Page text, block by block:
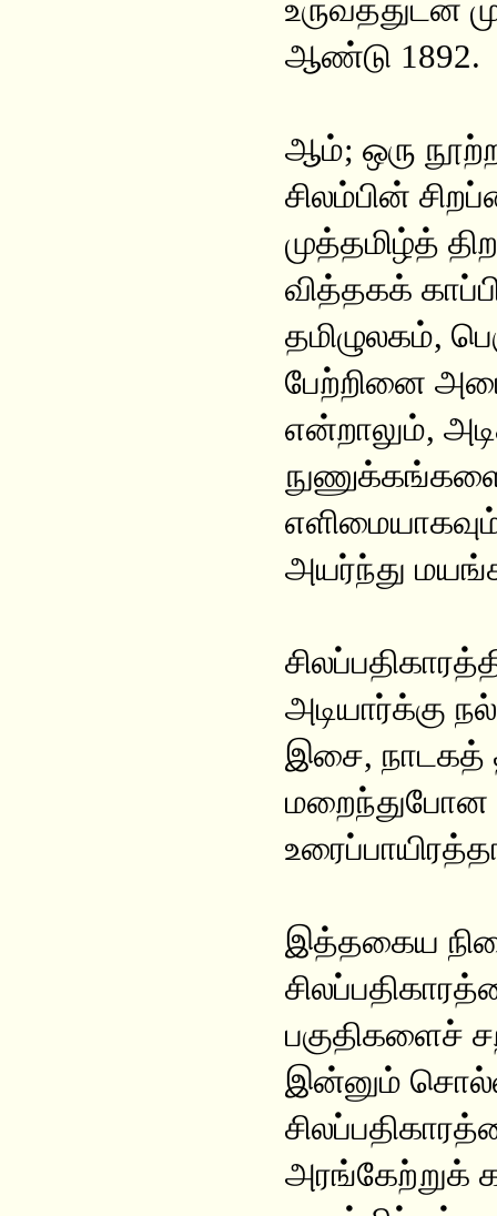
உருவத்துடன்
ஆண்டு 1892.
ஆம்; ஒரு
சிலம்பின்
முத்தமிழ்த்
வித்தகக்
தமிழுலகம்,
பேற்றினை
என்றாலும்,
அயர்ந்து
அடியார்க்கு
இசை, நாடகத்
மறைந்துபோன
இத்தகைய
பகுதிகளைச்
இன்னும்
அரங்கேற்றுக்